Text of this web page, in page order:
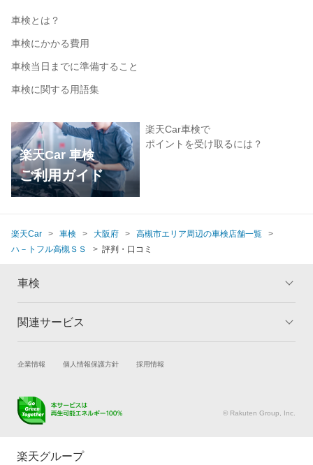
車検とは？
車検にかかる費用
車検当日までに準備すること
車検に関する用語集
楽天Car 車検
ご利用ガイド
楽天Car車検で
ポイントを受け取るには？
楽天Car 車検 大阪府
高槻市エリア周辺の車検店舗一覧
ハ－トフル高槻ＳＳ
評判・口コミ
車検
トップ
車検の基礎知識 キャンペーン一覧
関連サービス
試乗・商談 新車購入
キズ修理予約
メンテナンス管理
企業情報 個人情報保護方針 採用情報
© Rakuten Group, Inc.
楽天グループ